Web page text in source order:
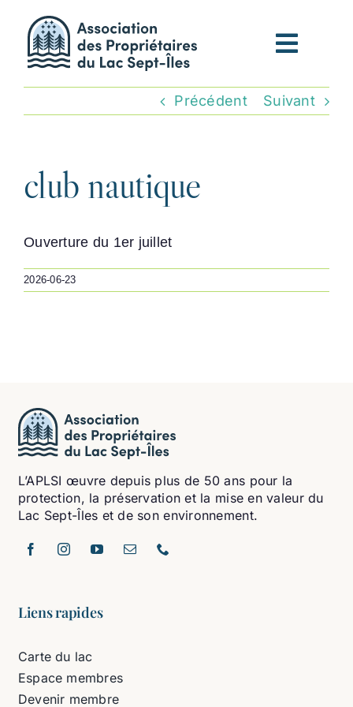
contenu
Précédent Suivant
club nautique
Ouverture du 1er juillet
2026-06-23
L’APLSI œuvre depuis plus de 50 ans pour la
protection, la préservation et la mise en valeur du
Lac Sept-Îles et de son environnement.
Liens rapides
Carte du lac
Espace membres
Devenir membre